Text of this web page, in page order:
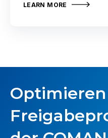
LEARN MORE
Optimieren